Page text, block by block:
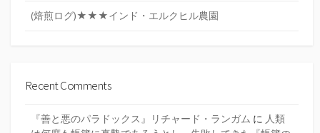
(焙煎ログ)★★★インド・エルクヒル農園
Recent Comments
『善と悪のパラドックス』リチャード・ランガム に 人類